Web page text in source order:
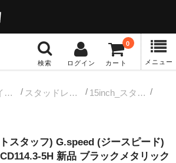
検索 ログイン カート
0
メニュー
ヤホイール
タイヤホイールセット スタッドレス中古タイヤホイール
15inch_スタッドレス中古タイヤホイール
スタッフ) G.speed (ジースピード)
5H 新品 ブラックメタリック